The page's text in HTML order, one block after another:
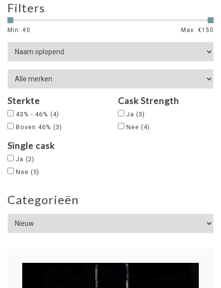
Filters
Min: €0 Max: €150
Sterkte
43% - 46% (4)
Boven 46% (3)
Cask Strength
Ja (3)
Nee (4)
Single cask
Ja (2)
Nee (5)
Categorieën